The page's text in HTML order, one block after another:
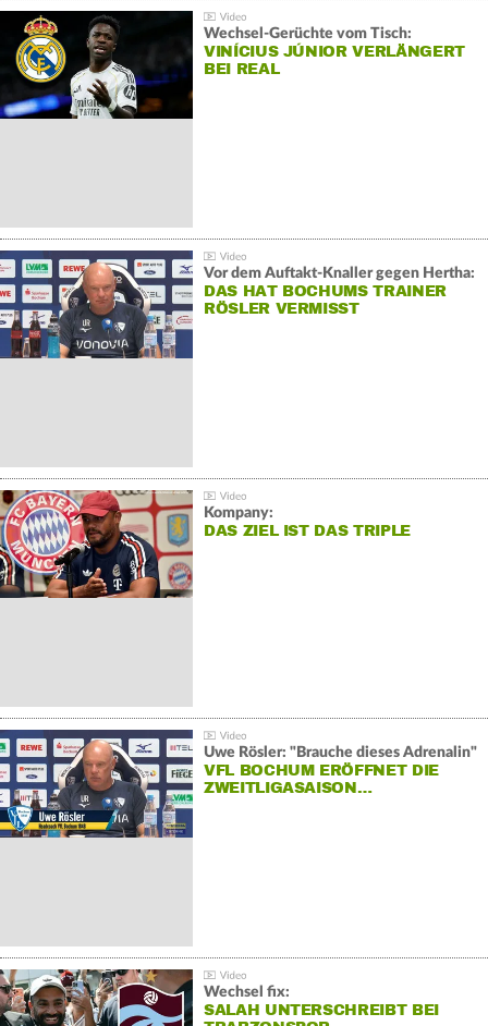
Wechsel-Gerüchte vom Tisch:
VINÍCIUS JÚNIOR VERLÄNGERT
BEI REAL
Vor dem Auftakt-Knaller gegen Hertha:
DAS HAT BOCHUMS TRAINER
RÖSLER VERMISST
Kompany:
DAS ZIEL IST DAS TRIPLE
Uwe Rösler: "Brauche dieses Adrenalin"
VFL BOCHUM ERÖFFNET DIE
ZWEITLIGASAISON…
Wechsel fix:
SALAH UNTERSCHREIBT BEI